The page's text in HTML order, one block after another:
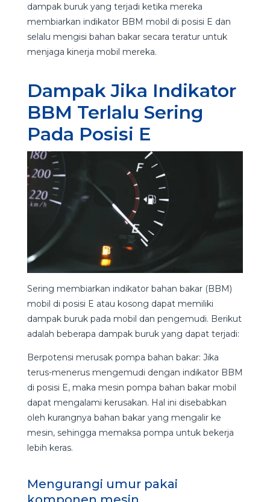
dampak buruk yang terjadi ketika mereka
membiarkan indikator BBM mobil di posisi E dan
selalu mengisi bahan bakar secara teratur untuk
menjaga kinerja mobil mereka.
Dampak Jika Indikator
BBM Terlalu Sering
Pada Posisi E
Sering membiarkan indikator bahan bakar (BBM)
mobil di posisi E atau kosong dapat memiliki
dampak buruk pada mobil dan pengemudi. Berikut
adalah beberapa dampak buruk yang dapat terjadi:
Berpotensi merusak pompa bahan bakar: Jika
terus-menerus mengemudi dengan indikator BBM
di posisi E, maka mesin pompa bahan bakar mobil
dapat mengalami kerusakan. Hal ini disebabkan
oleh kurangnya bahan bakar yang mengalir ke
mesin, sehingga memaksa pompa untuk bekerja
lebih keras.
Mengurangi umur pakai